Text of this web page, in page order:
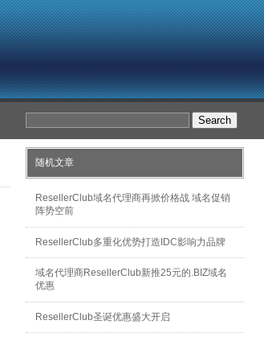
随机文章
ResellerClub域名代理商再掀价格战 域名促销
阵势空前
ResellerClub多重化优势打造IDC影响力品牌
域名代理商ResellerClub新推25元的.BIZ域名
优惠
ResellerClub圣诞优惠盛大开启